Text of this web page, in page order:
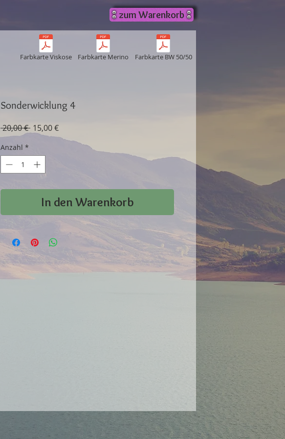
zum Warenkorb
Sonderwicklung 4
20,00 € Standardpreis
15,00 €Sale-
Preis
Anzahl *
In den Warenkorb
Farbkarte BW 50/50
Farbkarte Merino
Farbkarte Viskose